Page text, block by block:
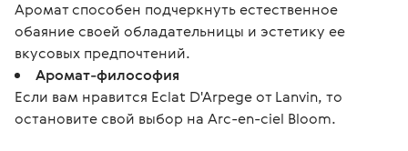
Аромат способен подчеркнуть естественное
обаяние своей обладательницы и эстетику ее
вкусовых предпочтений.
Аромат-философия
Если вам нравится Eclat D'Arpege от Lanvin, то
остановите свой выбор на Arc-en-ciel Bloom.